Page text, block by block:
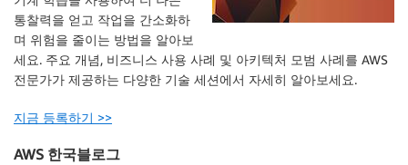
통찰력을 얻고 작업을 간소화하
며 위험을 줄이는 방법을 알아보
세요. 주요 개념, 비즈니스 사용 사례 및 아키텍처 모범 사례를 AWS
전문가가 제공하는 다양한 기술 세션에서 자세히 알아보세요.
지금 등록하기 >>
AWS 한국블로그